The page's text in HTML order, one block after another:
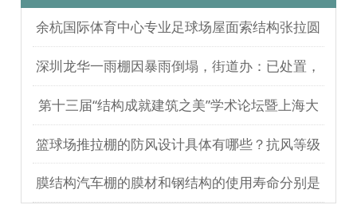
余杭国际体育中心专业足球场屋面索结构张拉圆
满完成
深圳龙华一雨棚因暴雨倒塌，街道办：已处置，
无人员伤亡
第十三届“结构成就建筑之美”学术论坛暨上海大
歌剧院观摩
篮球场推拉棚的防风设计具体有哪些？抗风等级
如何测试验证？
膜结构汽车棚的膜材和钢结构的使用寿命分别是